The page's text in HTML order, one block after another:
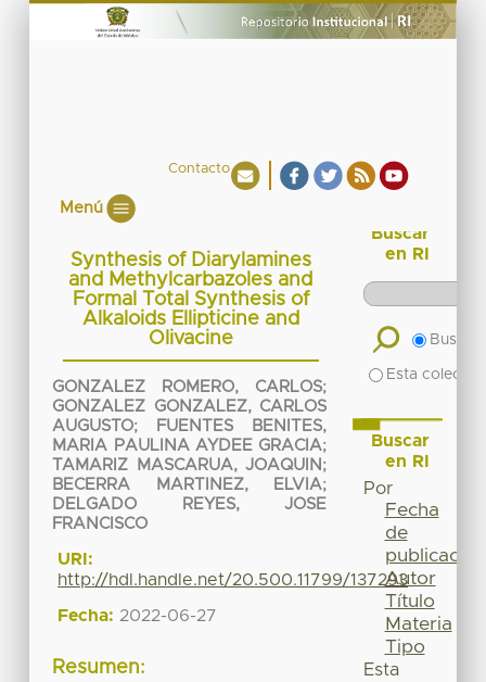
Contacto
Menú
Synthesis of Diarylamines
and Methylcarbazoles and
Formal Total Synthesis of
Alkaloids Ellipticine and
Olivacine
GONZALEZ ROMERO, CARLOS;
GONZALEZ GONZALEZ, CARLOS
AUGUSTO;
FUENTES BENITES,
MARIA PAULINA AYDEE GRACIA;
TAMARIZ MASCARUA, JOAQUIN ;
BECERRA MARTINEZ, ELVIA;
DELGADO REYES, JOSE
FRANCISCO
URI:
http://hdl.handle.net/20.500.11799/137293
Fecha: 2022-06-27
Resumen:
Buscar
en RI
Buscar
Esta
Buscar
en RI
Por
Fecha
de
publicación
Autor
Título
Materia
Tipo
Esta